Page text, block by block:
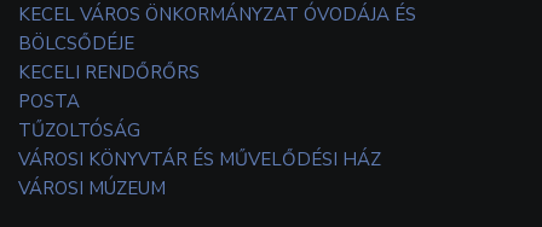
KECEL VÁROS ÖNKORMÁNYZAT ÓVODÁJA ÉS
BÖLCSŐDÉJE
KECELI RENDŐRŐRS
POSTA
TŰZOLTÓSÁG
VÁROSI KÖNYVTÁR ÉS MŰVELŐDÉSI HÁZ
VÁROSI MÚZEUM